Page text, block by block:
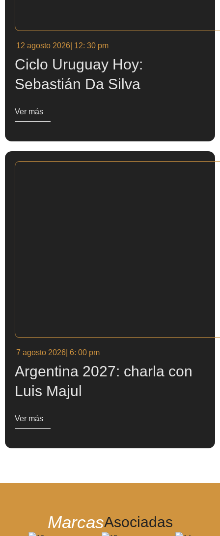
12 agosto 2026 | 12: 30 pm
Ciclo Uruguay Hoy:
Sebastián Da Silva
Ver más
7 agosto 2026 | 6: 00 pm
Argentina 2027: charla con
Luis Majul
Ver más
MarcasAsociadas